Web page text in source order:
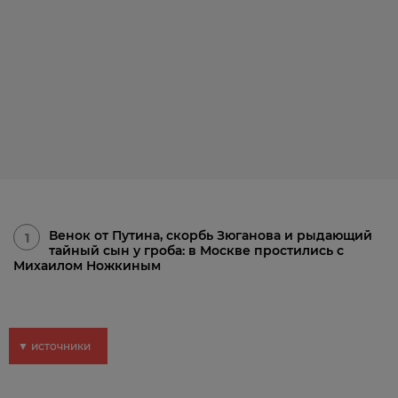
1
Венок от Путина, скорбь Зюганова и рыдающий
тайный сын у гроба: в Москве простились с
Михаилом Ножкиным
▼ источники